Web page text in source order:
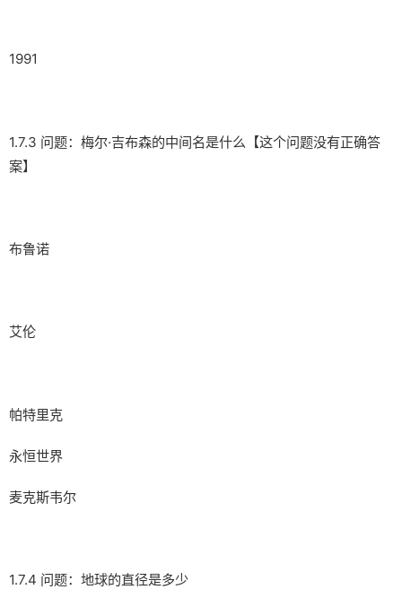
1991
1.7.3 问题：梅尔·吉布森的中间名是什么【这个问题没有正确答
案】
布鲁诺
艾伦
帕特里克
永恒世界
麦克斯韦尔
1.7.4 问题：地球的直径是多少